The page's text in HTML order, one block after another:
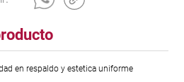
en respaldo y estetica uniforme